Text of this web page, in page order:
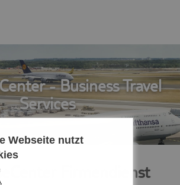
- Business Travel
Services
Firmendienst
Webseite nutzt